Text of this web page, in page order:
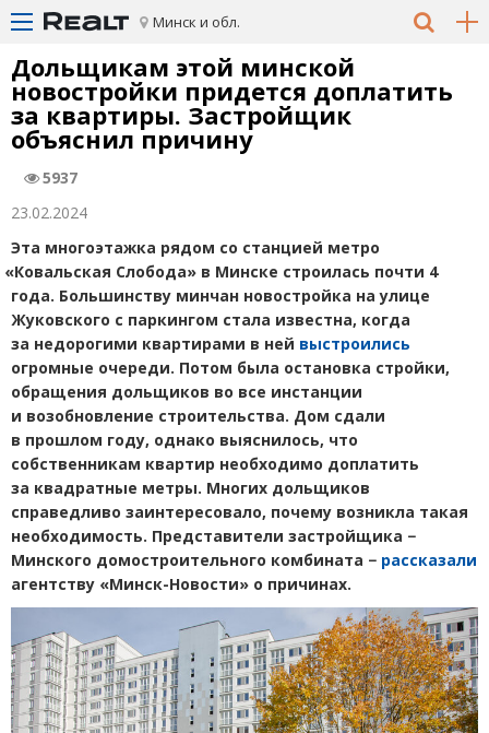
Минск и обл.
Дольщикам этой минской
новостройки придется доплатить
за квартиры. Застройщик
объяснил причину
5937
23.02.2024
Эта многоэтажка рядом со станцией метро
«Ковальская Слобода» в Минске строилась почти 4
года. Большинству минчан новостройка на улице
Жуковского с паркингом стала известна, когда
за недорогими квартирами в ней выстроились
огромные очереди. Потом была остановка стройки,
обращения дольщиков во все инстанции
и возобновление строительства. Дом сдали
в прошлом году, однако выяснилось, что
собственникам квартир необходимо доплатить
за квадратные метры. Многих дольщиков
справедливо заинтересовало, почему возникла такая
необходимость. Представители застройщика −
Минского домостроительного комбината − рассказали
агентству «Минск-Новости» о причинах.